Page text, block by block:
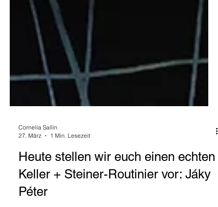
27. März
1 Min. Lesezeit
Heute stellen wir euch einen echten
Keller + Steiner-Routinier vor: Jáky